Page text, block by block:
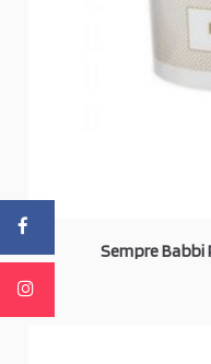
Sempre Babbi